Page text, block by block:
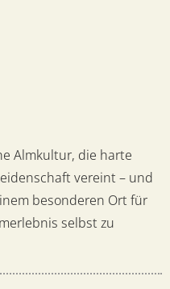
Almkultur, die harte
vereint – und
besonderen Ort für
selbst zu